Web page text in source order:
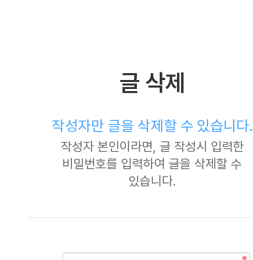
글 삭제
작성자만 글을 삭제할 수 있습니다.
작성자 본인이라면, 글 작성시 입력한
비밀번호를 입력하여 글을 삭제할 수
있습니다.